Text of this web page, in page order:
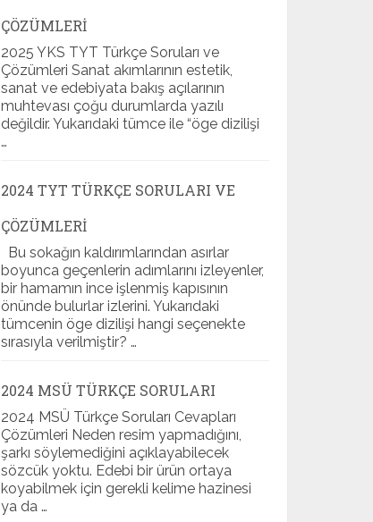
ÇÖZÜMLERI
2025 YKS TYT Türkçe Soruları ve
Çözümleri Sanat akımlarının estetik,
sanat ve edebiyata bakış açılarının
muhtevası çoğu durumlarda yazılı
değildir. Yukarıdaki tümce ile “öge dizilişi
…
2024 TYT TÜRKÇE SORULARI VE
ÇÖZÜMLERI
Bu sokağın kaldırımlarından asırlar
boyunca geçenlerin adımlarını izleyenler,
bir hamamın ince işlenmiş kapısının
önünde bulurlar izlerini. Yukarıdaki
tümcenin öge dizilişi hangi seçenekte
sırasıyla verilmiştir? …
2024 MSÜ TÜRKÇE SORULARI
2024 MSÜ Türkçe Soruları Cevapları
Çözümleri Neden resim yapmadığını,
şarkı söylemediğini açıklayabilecek
sözcük yoktu. Edebi bir ürün ortaya
koyabilmek için gerekli kelime hazinesi
ya da …